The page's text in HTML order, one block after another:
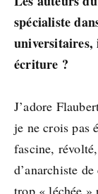
spécialiste
universitaires,
écriture ?
J’adore
je ne crois pas
fascine,
d’anarchiste
trop « léchée »